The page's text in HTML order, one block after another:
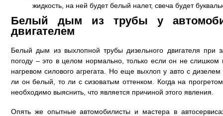
жидкость, на ней будет белый налет, свеча будет
Белый дым из трубы у
двигателем
Белый дым из выхлопной трубы дизельного двигателя при
погоду – это в целом нормально, только если он не слишком
нагревом силового агрегата. Но еще выхлоп у авто с
ли он белый, то ли с сизоватым оттенком. Когда на
необходимо выяснить, что является причиной этого явления.
Опять же опытные автомобилисты и мастера в